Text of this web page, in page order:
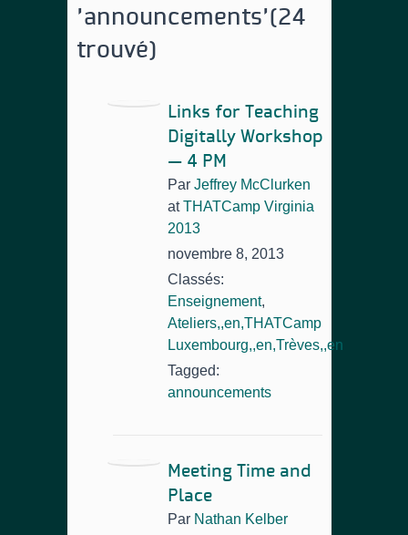
'announcements'(24
trouvé)
Links for Teaching
Digitally Workshop
— 4 PM
Par Jeffrey McClurken
atTHATCamp Virginia
2013
novembre 8, 2013
Classés:
Enseignement,
Ateliers,,en,THATCamp
Luxembourg,,en,Trèves,,en
Tagged:
announcements
Meeting Time and
Place
Par Nathan Kelber